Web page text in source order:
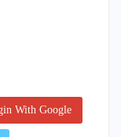
With Google